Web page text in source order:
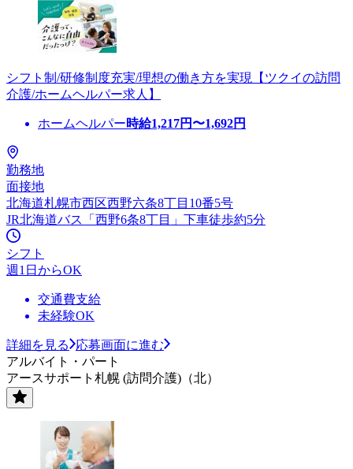
シフト制/研修制度充実/理想の働き方を実現【ツクイの訪問
介護/ホームヘルパー求人】
ホームヘルパー時給1,217円〜1,692円
勤務地
面接地
北海道札幌市西区西野六条8丁目10番5号
JR北海道バス「西野6条8丁目」下車徒歩約5分
シフト
週1日からOK
交通費支給
未経験OK
詳細を見る
応募画面に進む
アルバイト・パート
アースサポート札幌 (訪問介護)（北）